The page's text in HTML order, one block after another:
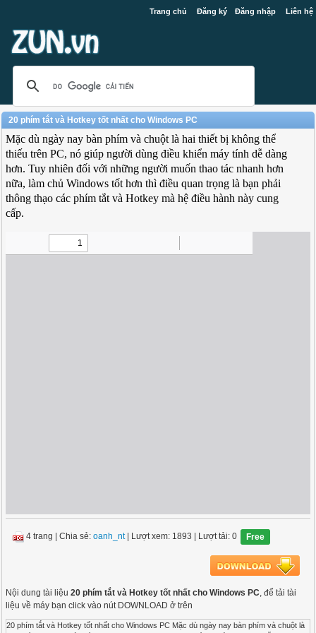
Trang chủ Đăng ký Đăng nhập Liên hệ
20 phím tắt và Hotkey tốt nhất cho Windows PC
Mặc dù ngày nay bàn phím và chuột là hai thiết bị không thể
thiếu trên PC, nó giúp người dùng điều khiển máy tính dễ dàng
hơn. Tuy nhiên đối với những người muốn thao tác nhanh hơn
nữa, làm chủ Windows tốt hơn thì điều quan trọng là bạn phải
thông thạo các phím tắt và Hotkey mà hệ điều hành này cung
cấp.
4 trang |Chia sẻ:oanh_nt| Lượt xem: 1893 | Lượt tải: 0 Free
Nội dung tài liệu20 phím tắt và Hotkey tốt nhất cho Windows PC, để tải tài
liệu về máy bạn click vào nút DOWNLOAD ở trên
20 phím tắt và Hotkey tốt nhất cho Windows PC Mặc dù ngày nay bàn phím và chuột là